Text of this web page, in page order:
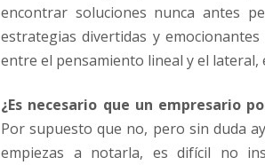
encontrar soluciones nunca antes
estrategias divertidas y
entre el pensamiento lineal y el lateral,
¿Es necesario que un empresario
Por supuesto que no, pero sin duda
empiezas a notarla, es difícil no